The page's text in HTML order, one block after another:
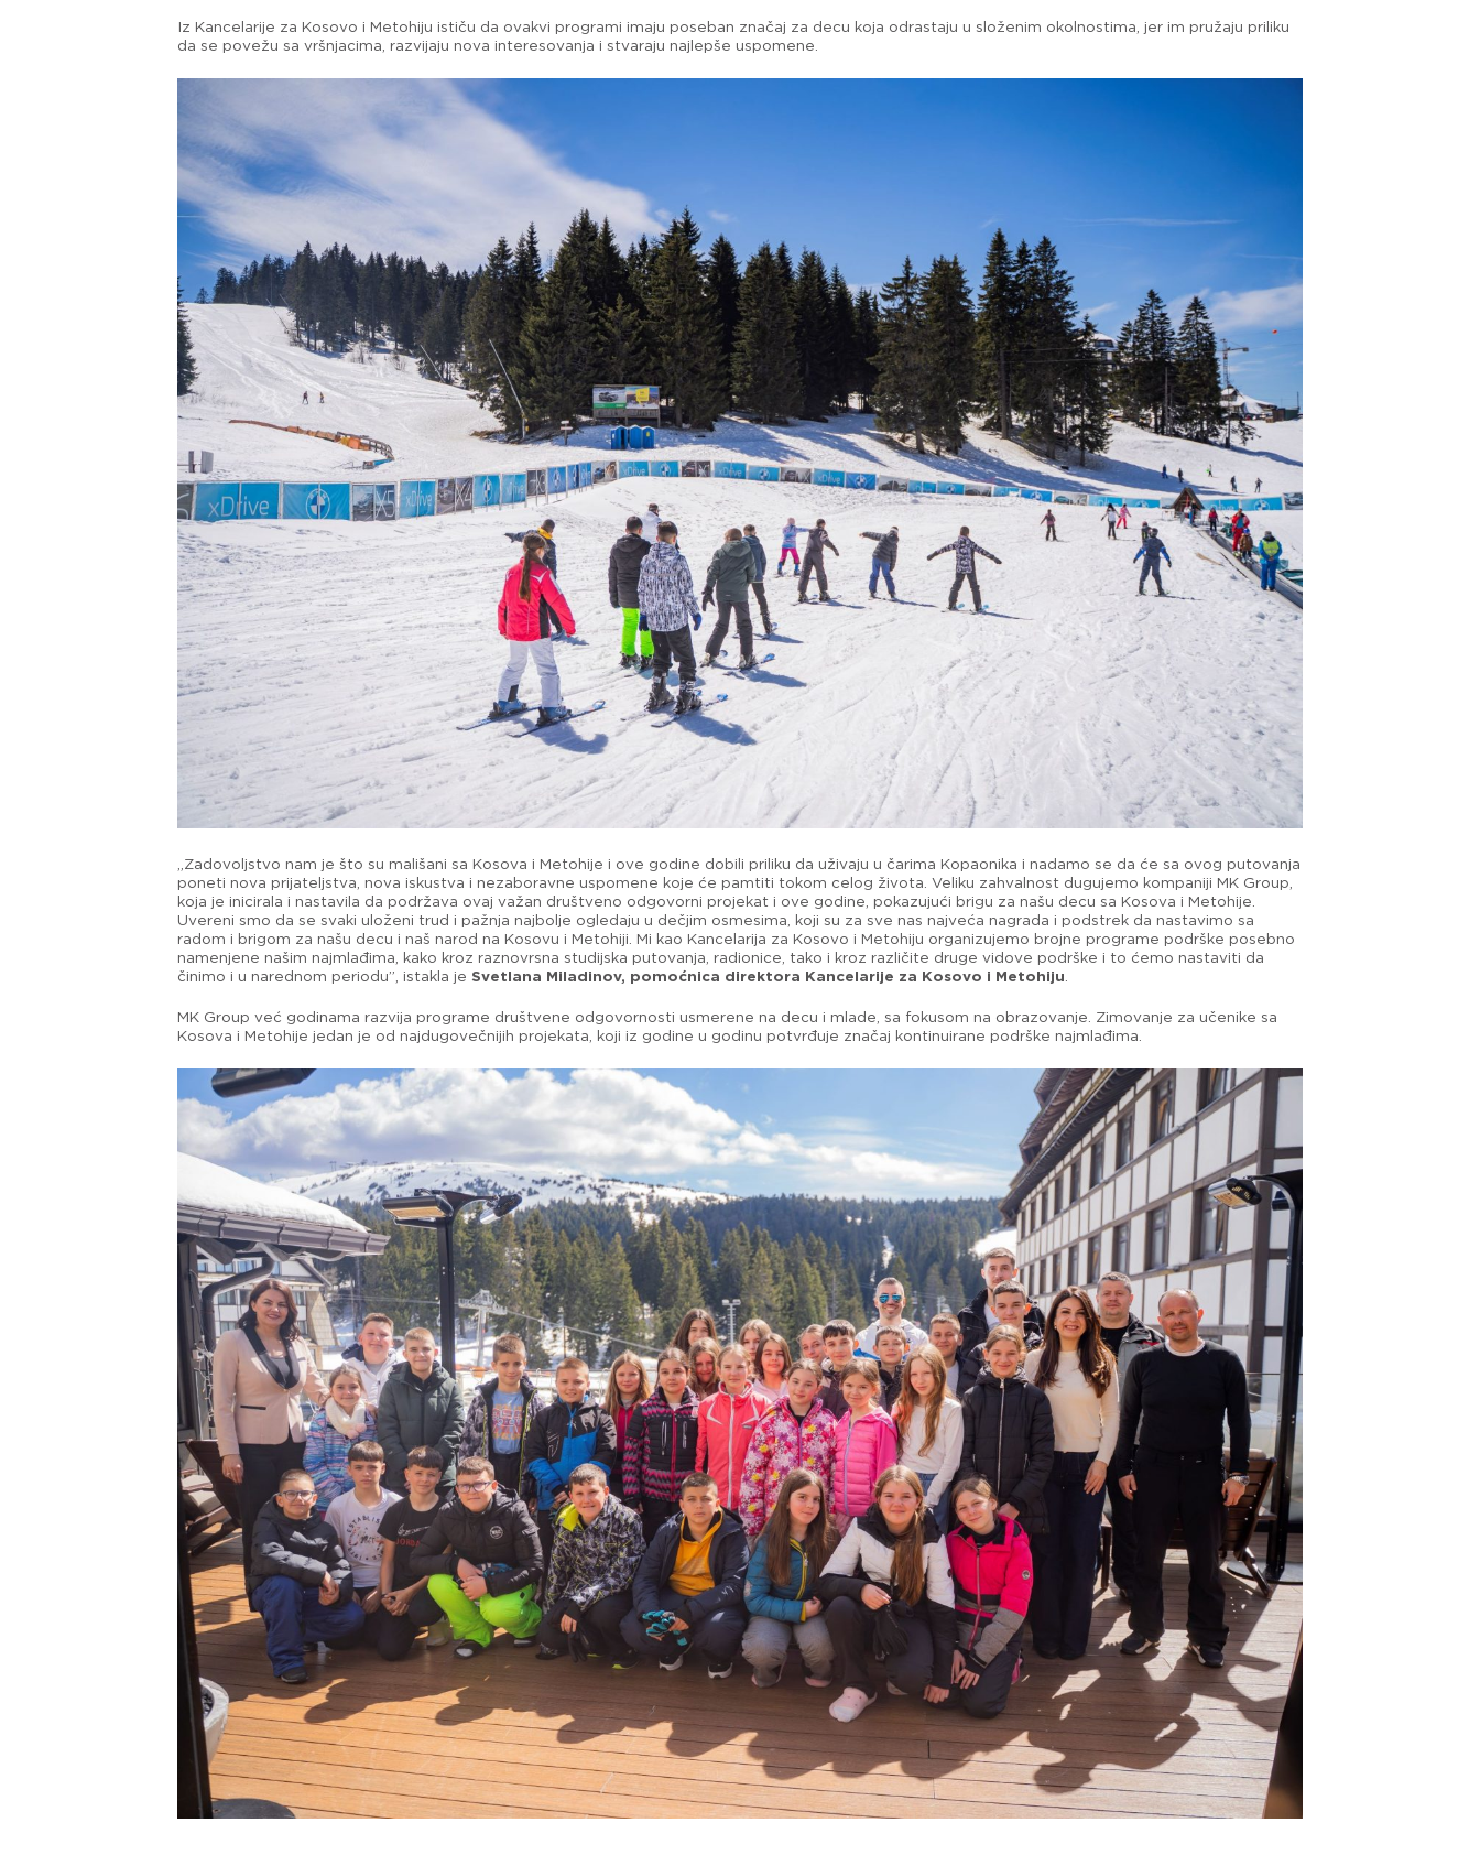
Iz Kancelarije za Kosovo i Metohiju ističu da ovakvi programi imaju poseban značaj za decu koja odrastaju u složenim okolnostima, jer im pružaju priliku
da se povežu sa vršnjacima, razvijaju nova interesovanja i stvaraju najlepše uspomene.
„Zadovoljstvo nam je što su mališani sa Kosova i Metohije i ove godine dobili priliku da uživaju u čarima Kopaonika i nadamo se da će sa ovog putovanja
poneti nova prijateljstva, nova iskustva i nezaboravne uspomene koje će pamtiti tokom celog života. Veliku zahvalnost dugujemo kompaniji MK Group,
koja je inicirala i nastavila da podržava ovaj važan društveno odgovorni projekat i ove godine, pokazujući brigu za našu decu sa Kosova i Metohije.
Uvereni smo da se svaki uloženi trud i pažnja najbolje ogledaju u dečjim osmesima, koji su za sve nas najveća nagrada i podstrek da nastavimo sa
radom i brigom za našu decu i naš narod na Kosovu i Metohiji. Mi kao Kancelarija za Kosovo i Metohiju organizujemo brojne programe podrške posebno
namenjene našim najmlađima, kako kroz raznovrsna studijska putovanja, radionice, tako i kroz različite druge vidove podrške i to ćemo nastaviti da
činimo i u narednom periodu”, istakla je Svetlana Miladinov, pomoćnica direktora Kancelarije za Kosovo i Metohiju.
MK Group već godinama razvija programe društvene odgovornosti usmerene na decu i mlade, sa fokusom na obrazovanje. Zimovanje za učenike sa
Kosova i Metohije jedan je od najdugovečnijih projekata, koji iz godine u godinu potvrđuje značaj kontinuirane podrške najmlađima.